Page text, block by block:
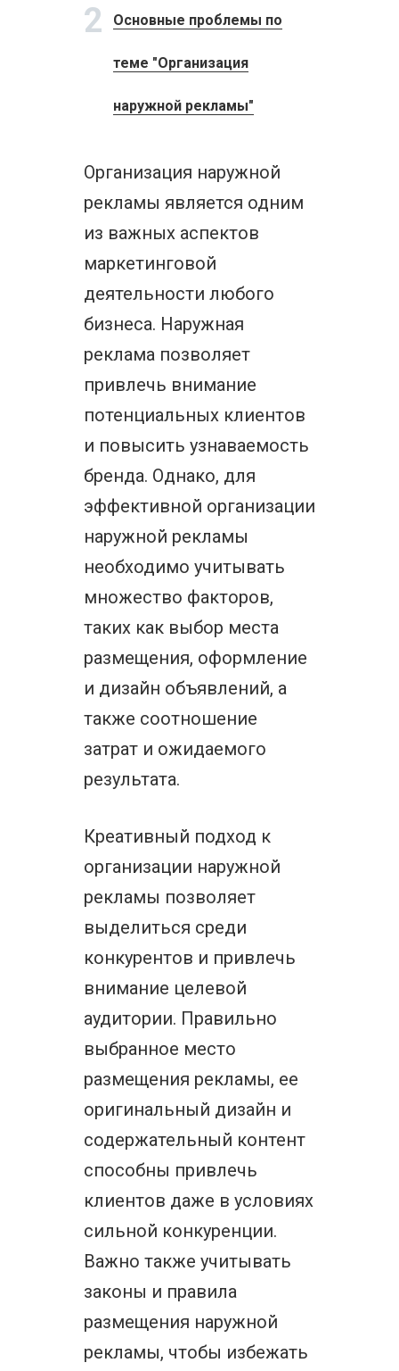
2 Основные проблемы по
теме "Организация
наружной рекламы"
Организация наружной
рекламы является одним
из важных аспектов
маркетинговой
деятельности любого
бизнеса. Наружная
реклама позволяет
привлечь внимание
потенциальных клиентов
и повысить узнаваемость
бренда. Однако, для
эффективной организации
наружной рекламы
необходимо учитывать
множество факторов,
таких как выбор места
размещения, оформление
и дизайн объявлений, а
также соотношение
затрат и ожидаемого
результата.
Креативный подход к
организации наружной
рекламы позволяет
выделиться среди
конкурентов и привлечь
внимание целевой
аудитории. Правильно
выбранное место
размещения рекламы, ее
оригинальный дизайн и
содержательный контент
способны привлечь
клиентов даже в условиях
сильной конкуренции.
Важно также учитывать
законы и правила
размещения наружной
рекламы, чтобы избежать